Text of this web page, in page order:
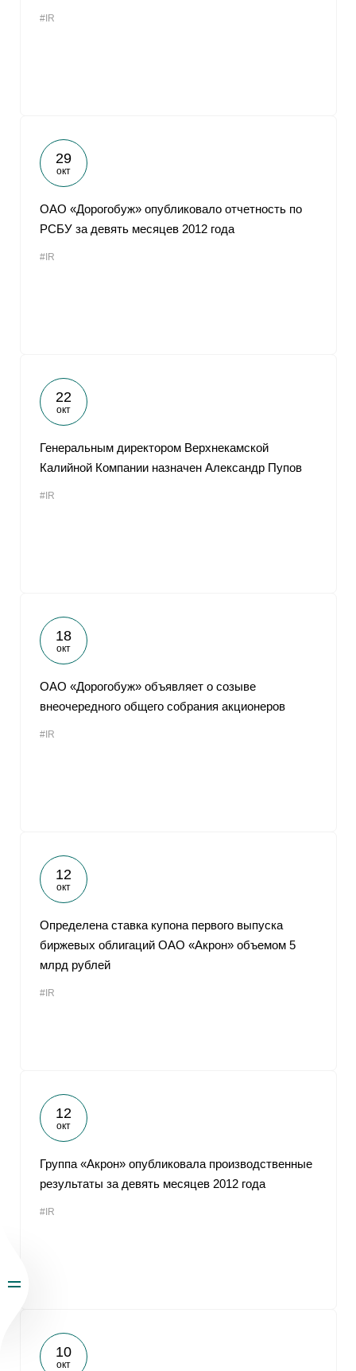
#IR
29
окт
ОАО «Дорогобуж» опубликовало отчетность по
РСБУ за девять месяцев 2012 года
#IR
22
окт
Генеральным директором Верхнекамской
Калийной Компании назначен Александр Пупов
#IR
18
окт
ОАО «Дорогобуж» объявляет о созыве
внеочередного общего собрания акционеров
#IR
12
окт
Определена ставка купона первого выпуска
биржевых облигаций ОАО «Акрон» объемом 5
млрд рублей
#IR
12
окт
Группа «Акрон» опубликовала производственные
результаты за девять месяцев 2012 года
#IR
10
окт